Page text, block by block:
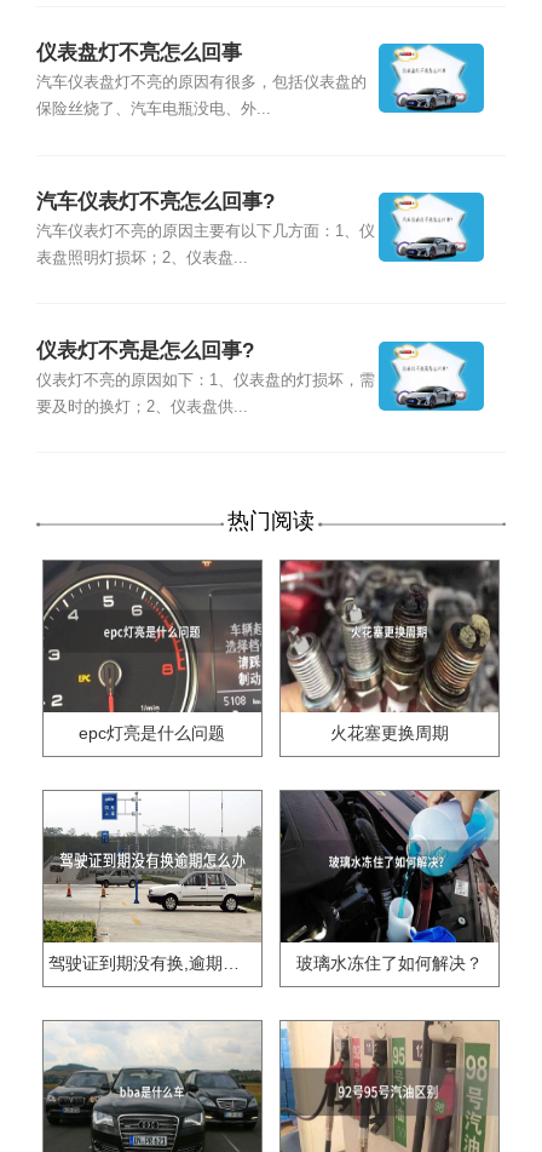
仪表盘灯不亮怎么回事
汽车仪表盘灯不亮的原因有很多，包括仪表盘的
保险丝烧了、汽车电瓶没电、外...
汽车仪表灯不亮怎么回事?
汽车仪表灯不亮的原因主要有以下几方面：1、仪
表盘照明灯损坏；2、仪表盘...
仪表灯不亮是怎么回事?
仪表灯不亮的原因如下：1、仪表盘的灯损坏，需
要及时的换灯；2、仪表盘供...
热门阅读
epc灯亮是什么问题 火花塞更换周期
驾驶证到期没有换,逾期怎么办?? 玻璃水冻住了如何解决？